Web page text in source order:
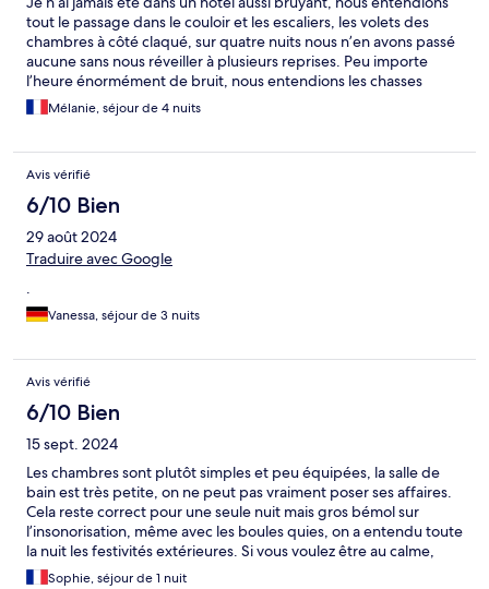
tout le passage dans le couloir et les escaliers, les volets des
chambres à côté claqué, sur quatre nuits nous n’en avons passé
aucune sans nous réveiller à plusieurs reprises. Peu importe
l’heure énormément de bruit, nous entendions les chasses
d’eau couler dans la salle de bain collée à la chambre alors que
c’était les autres chambres qui tiraient leur chasse d’eau, le seul
vraiment à désirer
Mélanie, séjour de 4 nuits
Avis vérifié
6/10 Bien
29 août 2024
Traduire avec Google
.
Vanessa, séjour de 3 nuits
Avis vérifié
6/10 Bien
15 sept. 2024
Les chambres sont plutôt simples et peu équipées, la salle de
bain est très petite, on ne peut pas vraiment poser ses affaires.
Cela reste correct pour une seule nuit mais gros bémol sur
l’insonorisation, même avec les boules quies, on a entendu toute
la nuit les festivités extérieures. Si vous voulez être au calme,
évitez cet hôtel sinon pour le reste il est super bien placé
Sophie, séjour de 1 nuit